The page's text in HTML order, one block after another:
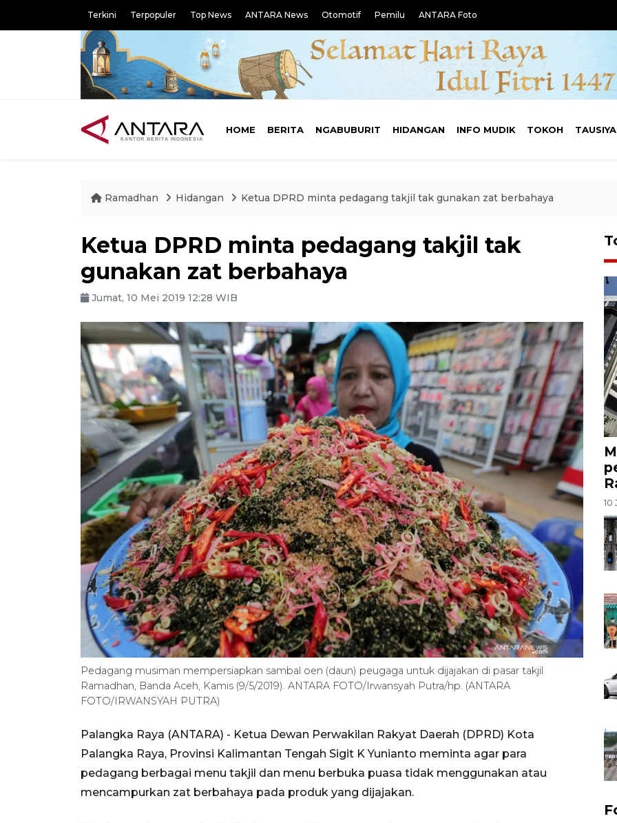
Terkini Terpopuler Top News ANTARA News Otomotif Pemilu ANTARA Foto
HOME BERITA NGABUBURIT HIDANGAN INFO MUDIK TOKOH
Ramadhan Hidangan Ketua DPRD minta pedagang takjil tak gunakan zat berbahaya
Ketua DPRD minta pedagang takjil tak
gunakan zat berbahaya
Jumat, 10 Mei 2019 12:28 WIB
Pedagang musiman mempersiapkan sambal oen (daun) peugaga untuk dijajakan di pasar takjil
Ramadhan, Banda Aceh, Kamis (9/5/2019). ANTARA FOTO/Irwansyah Putra/hp. (ANTARA
FOTO/IRWANSYAH PUTRA)
Palangka Raya (ANTARA) - Ketua Dewan Perwakilan Rakyat Daerah (DPRD) Kota
Palangka Raya, Provinsi Kalimantan Tengah Sigit K Yunianto meminta agar para
pedagang berbagai menu takjil dan menu berbuka puasa tidak menggunakan atau
mencampurkan zat berbahaya pada produk yang dijajakan.
10